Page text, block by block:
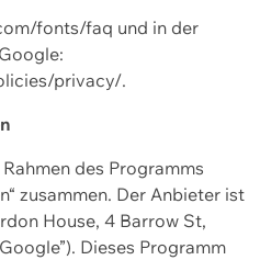
fonts/faq und in der
privacy/.
des Programms
zusammen. Der Anbieter ist
House, 4 Barrow St,
Dieses Programm